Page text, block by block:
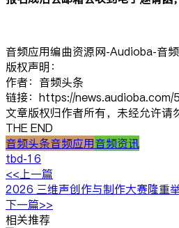
音频应用编曲资源网-Audioba-音
版权声明：
作者：音频头条
链接：https://
文章版权归作者所有，未经允许请
THE END
音频头条音频应用音频资讯
tbd-16
<<上一篇
2026 三维声创作与制作大赛隆重
下一篇>>
相关推荐